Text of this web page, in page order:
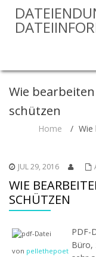
Wie
schützen
Home / Wie
JUL 29, 2016
WIE
SCHÜTZEN
von pellethepoet
PDF-
Büro,